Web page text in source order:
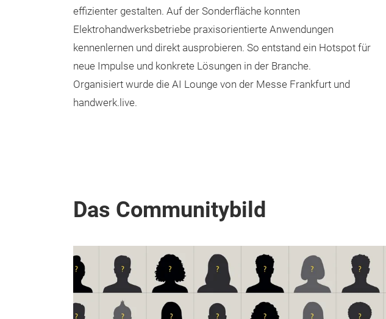
effizienter gestalten. Auf der Sonderfläche konnten
Elektrohandwerksbetriebe praxisorientierte Anwendungen
kennenlernen und direkt ausprobieren. So entstand ein Hotspot für
neue Impulse und konkrete Lösungen in der Branche.
Organisiert wurde die AI Lounge von der Messe Frankfurt und
handwerk.live.
Das Communitybild